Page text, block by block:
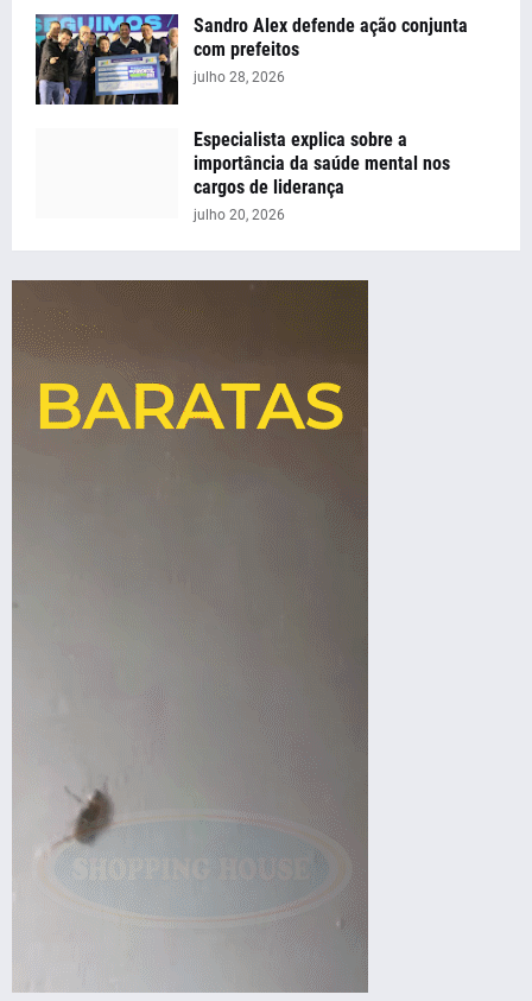
Sandro Alex defende ação conjunta
com prefeitos
julho 28, 2026
Especialista explica sobre a
importância da saúde mental nos
cargos de liderança
julho 20, 2026